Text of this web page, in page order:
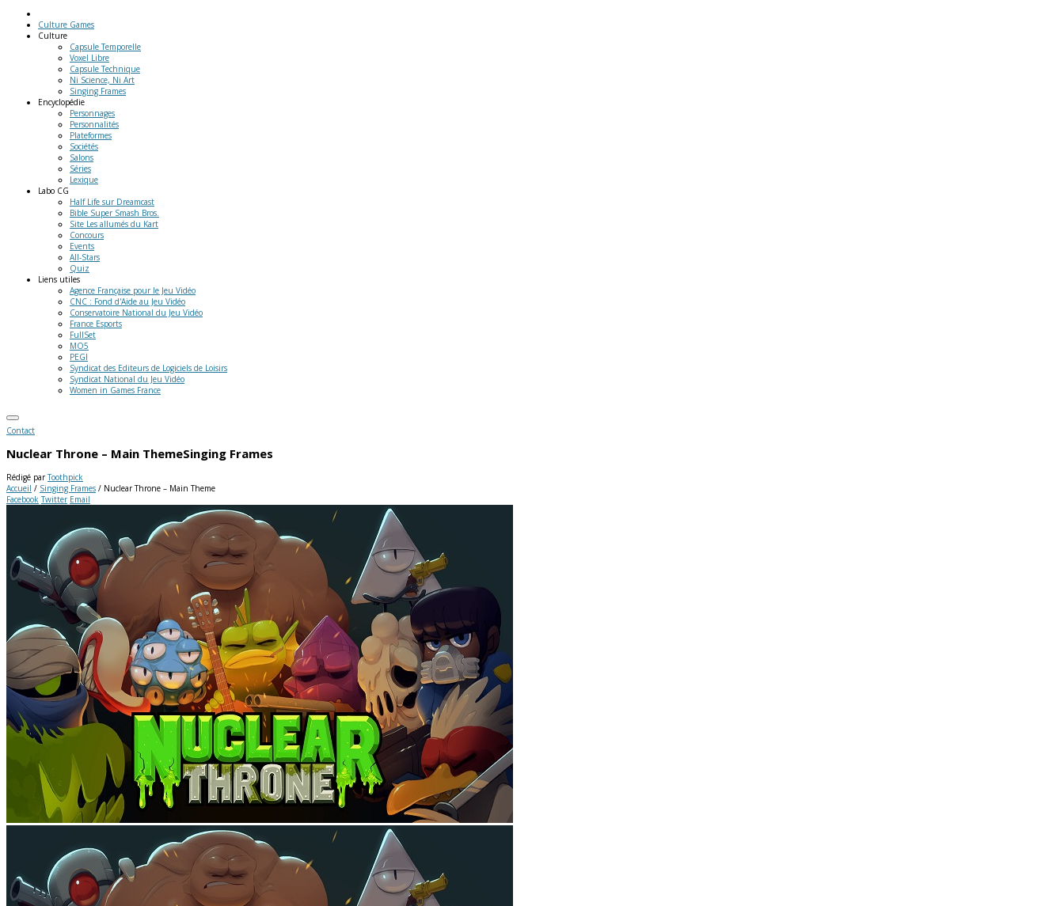
Culture Games
Culture
Capsule Temporelle
Voxel Libre
Capsule Technique
Ni Science, Ni Art
Singing Frames
Encyclopédie
Personnages
Personnalités
Plateformes
Sociétés
Salons
Séries
Lexique
Labo CG
Half Life sur Dreamcast
Bible Super Smash Bros.
Site Les allumés du Kart
Concours
Events
All-Stars
Quiz
Liens utiles
Agence Française pour le Jeu Vidéo
CNC : Fond d'Aide au Jeu Vidéo
Conservatoire National du Jeu Vidéo
France Esports
FullSet
MO5
PEGI
Syndicat des Editeurs de Logiciels de Loisirs
Syndicat National du Jeu Vidéo
Women in Games France
Contact
Nuclear Throne – Main ThemeSinging Frames
Rédigé parToothpick
Accueil / Singing Frames / Nuclear Throne – Main Theme
Facebook Twitter Email